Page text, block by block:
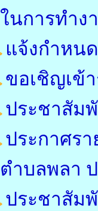
ในการทำง
แจ้งกำหน
ขอเชิญเข้
ประชาสัม
ประกาศร
ตำบลพลา
ประชาสัม